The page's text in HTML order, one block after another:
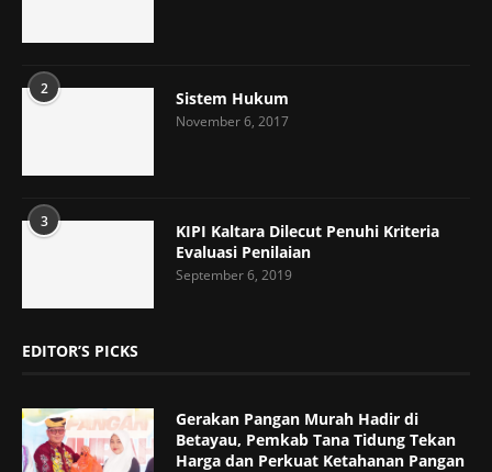
2 Sistem Hukum
November 6, 2017
3
KIPI Kaltara Dilecut Penuhi Kriteria
Evaluasi Penilaian
September 6, 2019
EDITOR’S PICKS
Gerakan Pangan Murah Hadir di
Betayau, Pemkab Tana Tidung Tekan
Harga dan Perkuat Ketahanan Pangan